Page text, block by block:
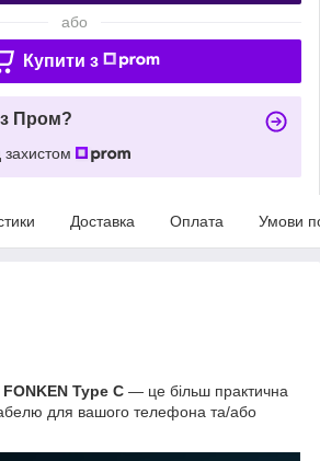
або
Купити з
Пром?
Доставка Оплата Умови
Type C — це більш практична
для вашого телефона та/або